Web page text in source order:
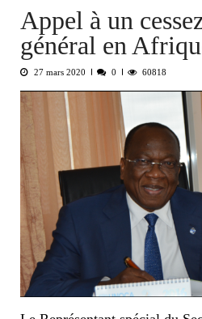
Appel à un
général en
27 mars 2020 0 60818